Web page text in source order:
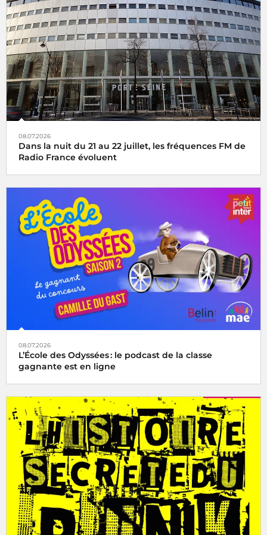
08.07.2026
Dans la nuit du 21 au 22 juillet, les fréquences FM de
Radio France évoluent
08.07.2026
L’École des Odyssées : le podcast de la classe
gagnante est en ligne